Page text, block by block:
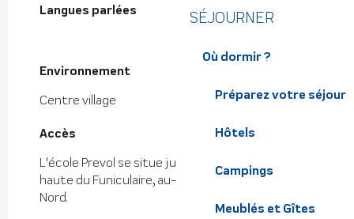
SÉJOURNER
Où dormir ?
Préparez votre séjour
Hôtels
Campings
Meublés et Gîtes
Langues parlées
Langues parlées
Environnement
Environnement
Centre village
Accès
Accès
L'école Prevol se situe juste à côté de la gare
haute du Funiculaire, au-dessus du décollage
Nord.